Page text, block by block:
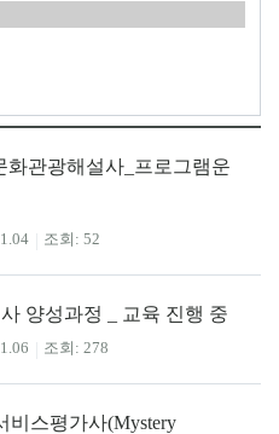
화관광해설사_프로그램운
52
양성과정 _ 교육 진행 중
278
비스평가사(Mystery